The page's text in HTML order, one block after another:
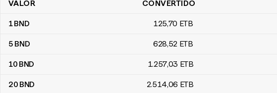
Tabela de conversão de Dólares bruneanos para Birrs etíopes
VALOR CONVERTIDO
1BND 125,70 ETB
5 BND 628,52 ETB
10 BND 1.257,03 ETB
20 BND 2.514,06 ETB